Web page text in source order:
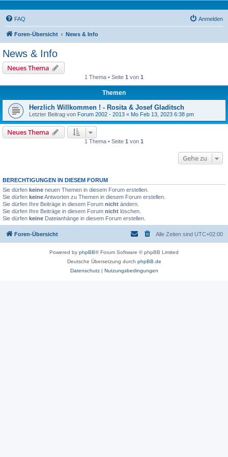
FAQ Anmelden
Foren-Übersicht News & Info
News & Info
Neues Thema
1 Thema • Seite 1 von 1
Themen
Herzlich Willkommen ! - Rosita & Josef Gladitsch
Letzter Beitrag von Forum 2002 - 2013 « Mo Feb 13, 2023 6:38 pm
Neues Thema
1 Thema • Seite 1 von 1
Gehe zu
BERECHTIGUNGEN IN DIESEM FORUM
Sie dürfen keine neuen Themen in diesem Forum erstellen.
Sie dürfen keineAntworten zu Themen in diesem Forum erstellen.
Sie dürfen Ihre Beiträge in diesem Forum nicht ändern.
Sie dürfen Ihre Beiträge in diesem Forum nicht löschen.
Sie dürfen keine Dateianhänge in diesem Forum erstellen.
Foren-Übersicht Alle Zeiten sind UTC+02:00
Powered by phpBB® Forum Software © phpBB Limited
Deutsche Übersetzung durch phpBB.de
Datenschutz| Nutzungsbedingungen